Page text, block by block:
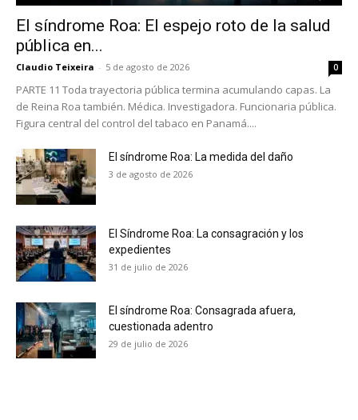
No te pierdas de las
El síndrome Roa: El espejo roto de la salud
pública en...
Claudio Teixeira - 5 de agosto de 2026 0
PARTE 11 Toda trayectoria pública termina acumulando capas. La
de Reina Roa también. Médica. Investigadora. Funcionaria pública.
Figura central del control del tabaco en Panamá....
El síndrome Roa: La medida del daño
3 de agosto de 2026
El Síndrome Roa: La consagración y los
expedientes
31 de julio de 2026
El síndrome Roa: Consagrada afuera,
cuestionada adentro
29 de julio de 2026